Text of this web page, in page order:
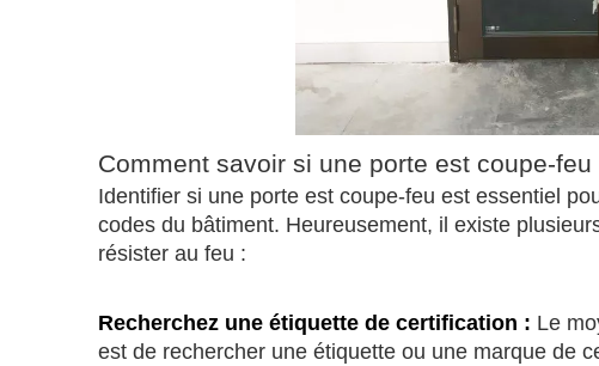
Comment savoir si une porte est coupe-feu
Identifier si une porte est coupe-feu est essentiel
codes du bâtiment. Heureusement, il existe
résister au feu :
Recherchez une étiquette de certification : Le
est de rechercher une étiquette ou une marque de